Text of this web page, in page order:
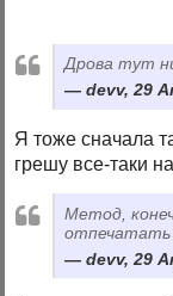
Дрова тут
devv, 29
Я тоже сначала
грешу все-таки
Метод,
отпечатать
devv, 29